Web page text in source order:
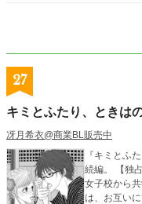
27
キミとふたり、ときは
冴月希衣@商業BL販売中
『キミとふ
続編。 【独
女子校から
は、お互い